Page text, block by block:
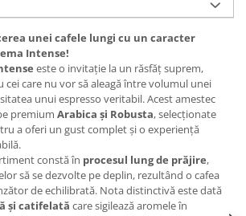
unei cafele lungi cu un caracter
Intense!
este o invitație la un răsfăț suprem,
cei care nu vor să aleagă între volumul unei
unui espresso veritabil. Acest amestec
premium Arabica și Robusta, selecționate
a oferi un gust complet și o experiență
constă în procesul lung de prăjire,
să se dezvolte pe deplin, rezultând o cafea
de echilibrată. Nota distinctivă este dată
și catifelată care sigilează aromele în